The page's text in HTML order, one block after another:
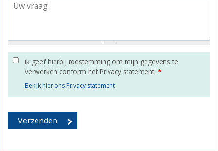
Ik geef hierbij toestemming om mijn gegevens te
verwerken conform het Privacy statement. *
Bekijk hier ons Privacy statement